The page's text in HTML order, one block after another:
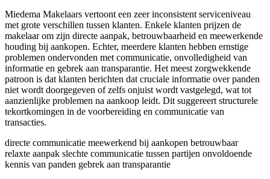
Miedema Makelaars vertoont een zeer inconsistent serviceniveau
met grote verschillen tussen klanten. Enkele klanten prijzen de
makelaar om zijn directe aanpak, betrouwbaarheid en meewerkende
houding bij aankopen. Echter, meerdere klanten hebben ernstige
problemen ondervonden met communicatie, onvolledigheid van
informatie en gebrek aan transparantie. Het meest zorgwekkende
patroon is dat klanten berichten dat cruciale informatie over panden
niet wordt doorgegeven of zelfs onjuist wordt vastgelegd, wat tot
aanzienlijke problemen na aankoop leidt. Dit suggereert structurele
tekortkomingen in de voorbereiding en communicatie van
transacties.
directe communicatie meewerkend bij aankopen betrouwbaar
relaxte aanpak slechte communicatie tussen partijen onvoldoende
kennis van panden gebrek aan transparantie